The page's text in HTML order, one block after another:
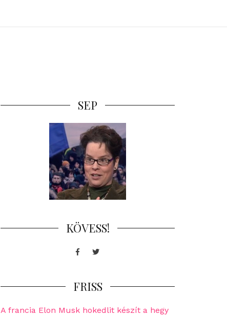
SEP
KÖVESS!
FacebookTwitter
FRISS
A francia Elon Musk hokedlit készít a hegy